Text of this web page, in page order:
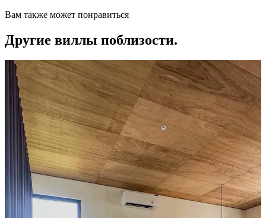
Вам также может понравиться
Другие виллы поблизости.